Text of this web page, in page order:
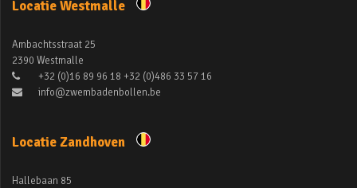
Locatie Westmalle
Ambachtsstraat 25
2390 Westmalle
+32 (0)16 89 96 18 +32 (0)486 33 57 16
info@zwembadenbollen.be
Locatie Zandhoven
Hallebaan 85